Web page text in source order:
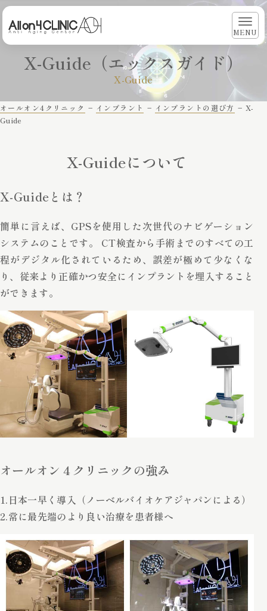
MENU
X-Guide（エックスガイド）
X-Guide
オールオン4クリニック − インプラント − インプラントの選び方 − X-
Guide
X-Guideについて
X-Guideとは？
簡単に言えば、GPSを使用した次世代のナビゲーション
システムのことです。 CT検査から手術までのすべての工
程がデジタル化されているため、誤差が極めて少なくな
り、従来より正確かつ安全にインプラントを埋入すること
ができます。
オールオン４クリニックの強み
1.日本一早く導入（ノーベルバイオケアジャパンによる）
2.常に最先端のより良い治療を患者様へ